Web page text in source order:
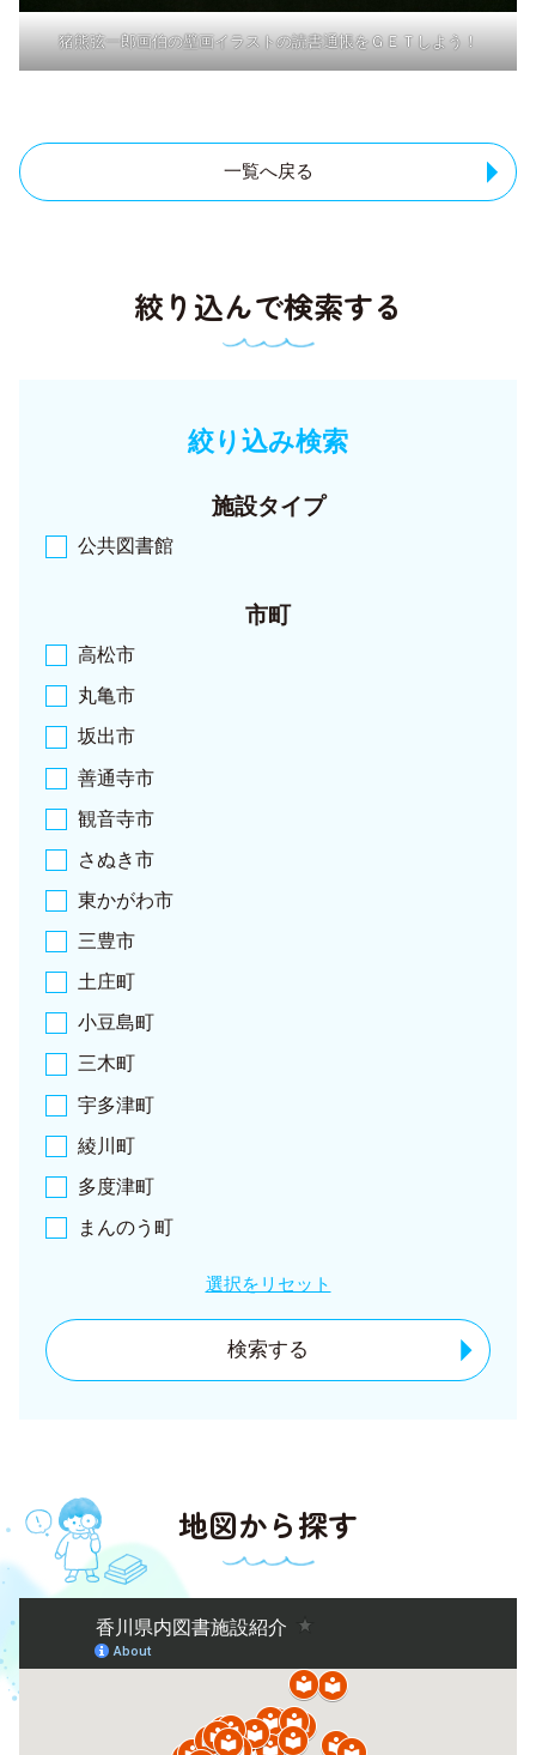
猪熊弦一郎画伯の壁画イラストの読書通帳をＧＥＴしよう！
一覧へ戻る
絞り込んで検索する
絞り込み検索
施設タイプ
公共図書館
市町
高松市
丸亀市
坂出市
善通寺市
観音寺市
さぬき市
東かがわ市
三豊市
土庄町
小豆島町
三木町
宇多津町
綾川町
多度津町
まんのう町
選択をリセット
検索する
地図から探す